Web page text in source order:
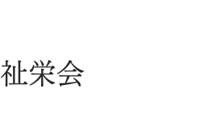
祉栄会